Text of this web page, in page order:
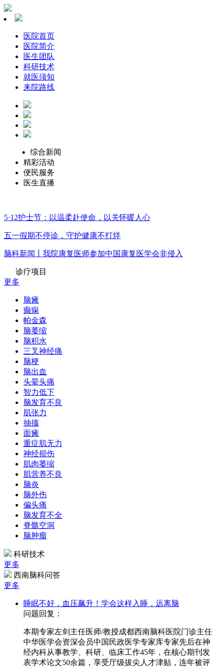
医院首页
医院简介
医生团队
科研技术
就医须知
来院路线
综合新闻
精彩活动
便民服务
医生直播
5·12护士节：以温柔赴使命，以关怀暖人心
五一假期不停诊，守护健康不打烊
脑科新闻丨我院康复医师参加中国康复医学会非侵入
诊疗项目
更多
脑瘫
癫痫
帕金森
脑萎缩
脑积水
三叉神经痛
脑梗
脑出血
头晕头痛
智力低下
脑发育不良
肌张力
抽搐
面瘫
重症肌无力
神经损伤
肌肉萎缩
肌营养不良
脑炎
脑外伤
偏头痛
脑发育不全
脊髓空洞
脑肿瘤
科研技术
更多
西南脑科问答
更多
睡眠不好，血压飙升！学会这样入睡，远离脑
问题回复：
本期专家左剑主任医师/教授成都西南脑科医院门诊主任
中华医学会资深会员中国民政医学专家库专家先后在神
经内科从事教学、科研、临床工作45年，在核心期刊发
表学术论文50余篇，享受厅级拔尖人才津贴，连年被评